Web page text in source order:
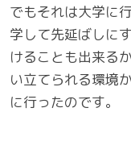
でもそれは大学に
学して先延ばしに
けることも出来る
い立てられる環境
に行ったのです。